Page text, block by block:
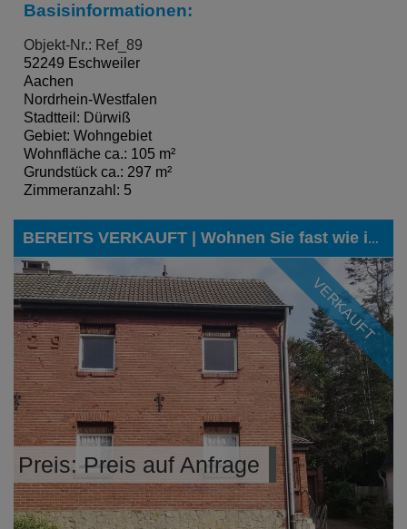
Basisinformationen:
Objekt-Nr.: Ref_89
52249 Eschweiler
Aachen
Nordrhein-Westfalen
Stadtteil: Dürwiß
Gebiet: Wohngebiet
Wohnfläche ca.: 105 m²
Grundstück ca.: 297 m²
Zimmeranzahl: 5
BEREITS VERKAUFT | Wohnen Sie fast wie im Urlaub, in direkter Nachbarschaft zur Eifel, in Gressenich
VERKAUFT
Preis: Preis auf Anfrage